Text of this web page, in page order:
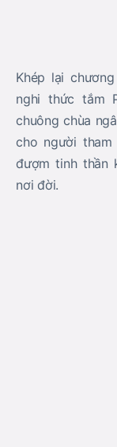
Khép lại
nghi thức tắm
chuông chùa
cho người
đượm tinh thần
nơi đời.